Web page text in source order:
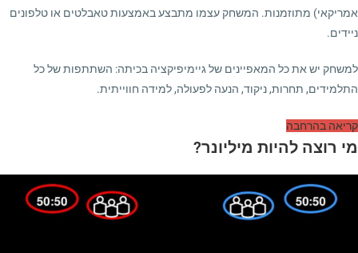
אמריקאי) מתוזמנות. המשחק עצמו מתבצע באמצעות טאבלטים או טלפונים
ניידים.
למשחק יש את כל המאפיינים של גיימיפיקציה בכיתה: השתתפות של כל
התלמידים, תחרות, ניקוד, הנעה לפעולה, למידה חווייתית.
קריאה בהרחבה
מי רוצה להיות מיליונר?